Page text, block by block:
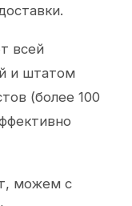
всей
и штатом
(более 100
можем с